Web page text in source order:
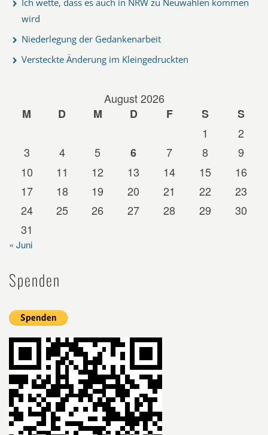
wird
Niederlegung der Gedankenarbeit
Versteckte Änderung im Kleingedruckten
August 2026
M
D M D F S
S
1
2
3
4 5 6 7 8
9
10
11 12 13 14 15
16
17
18 19 20 21 22
23
24
25 26 27 28 29
30
31
« Juni
Spenden